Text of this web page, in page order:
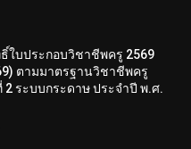
ใบประกอบวิชาชีพครู 2569
ตามมาตรฐานวิชาชีพครู
2 ระบบกระดาษ ประจำปี พ.ศ.